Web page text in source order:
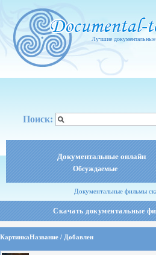
Лучшие
Поиск:
Документальные онлайн
Обсуждаемые
Документальные фильмы
Скачать документальные
КартинкаНазвание / Добавлен